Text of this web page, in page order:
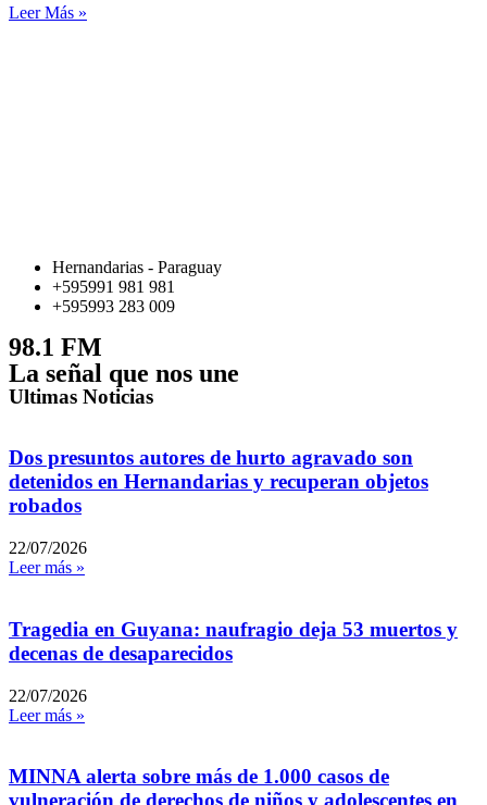
Leer Más »
Hernandarias - Paraguay
+595991 981 981
+595993 283 009
98.1 FM
La señal que nos une
Ultimas Noticias
Dos presuntos autores de hurto agravado son
detenidos en Hernandarias y recuperan objetos
robados
22/07/2026
Leer más »
Tragedia en Guyana: naufragio deja 53 muertos y
decenas de desaparecidos
22/07/2026
Leer más »
MINNA alerta sobre más de 1.000 casos de